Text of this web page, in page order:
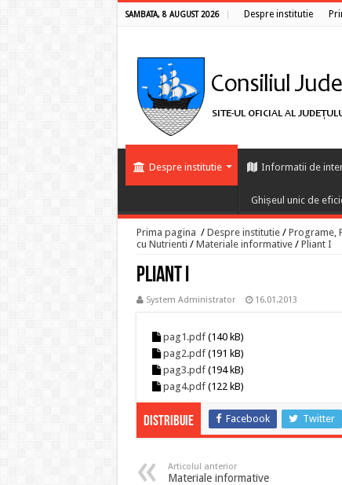
SAMBATA, 8 AUGUST 2026 Despre institutie
Despre institutie Informatii de
Ghișeul unic de
Prima pagina / Despre institutie / Programe,
cu Nutrienti / Materiale informative / Pliant I
Pliant I
System Administrator 16.01.2013
pag1.pdf(140 kB)
pag2.pdf(191 kB)
pag3.pdf(194 kB)
pag4.pdf(122 kB)
Distribuie Facebook Twitter
Articolul anterior
Materiale informative